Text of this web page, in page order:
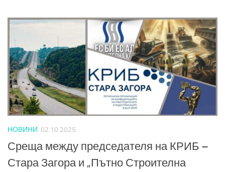
НОВИНИ 02.10.2025
Среща между председателя на КРИБ –
Стара Загора и „Пътно Строителна